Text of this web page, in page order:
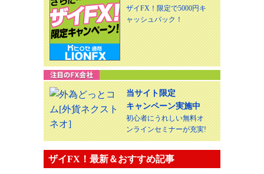
ザイFX！限定で5000円キ
ャッシュバック！
当サイト限定
キャンペーン実施中
初心者にうれしい無料オ
ンラインセミナーが充実!
ザイFX！最新＆おすすめ記事